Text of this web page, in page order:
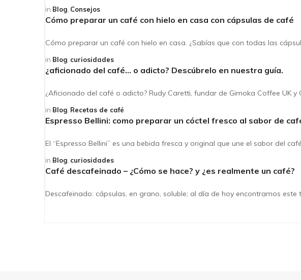
in Blog Consejos
Cómo preparar un café con hielo en casa con cápsulas de café
Cómo preparar un café con hielo en casa. ¿Sabías que con todas las
in Blog curiosidades
¿aficionado del café… o adicto? Descúbrelo en nuestra guía.
¿Aficionado del café o adicto? Rudy Caretti, fundar de Gimoka Coffee UK
in Blog Recetas de café
Espresso Bellini: como preparar un cóctel fresco al sabor de
El “Espresso Bellini” es una bebida fresca y original que une el sabor del
in Blog curiosidades
Café descafeinado – ¿Cómo se hace? y ¿es realmente un café?
Descafeinado: cápsulas, en grano, soluble; al día de hoy encontramos